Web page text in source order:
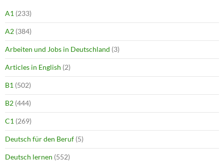
A1 (233)
A2 (384)
Arbeiten und Jobs in Deutschland (3)
Articles in English (2)
B1 (502)
B2 (444)
C1 (269)
Deutsch für den Beruf (5)
Deutsch lernen (552)